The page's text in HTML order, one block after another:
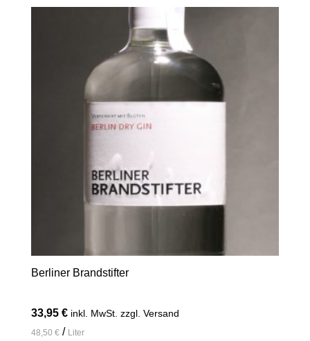
Berliner Brandstifter
33,95 € inkl. MwSt. zzgl. Versand
48,50 €/ Liter